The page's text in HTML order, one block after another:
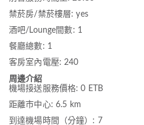
禁菸房/禁菸樓層: yes
酒吧/Lounge間數: 1
餐廳總數: 1
客房室內電壓: 240
周邊介紹
機場接送服務價格: 0 ETB
距離市中心: 6.5 km
到達機場時間（分鐘）: 7